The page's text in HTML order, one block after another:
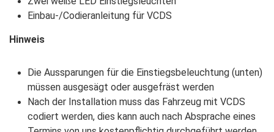
Einbau-/Codieranleitung für VCDS
Hinweis
Die Aussparungen für die Einstiegsbeleuchtung (unten)
müssen ausgesägt oder ausgefräst werden
Nach der Installation muss das Fahrzeug mit VCDS
codiert werden, dies kann auch nach Absprache eines